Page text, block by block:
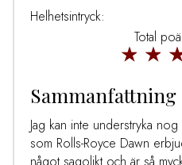
Helhetsintryck:
Total
Sammanfattning
Jag kan inte understryka
som Rolls-Royce Dawn